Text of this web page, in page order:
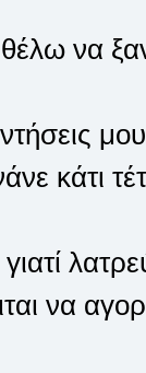
να
κάτι
γιατί
να